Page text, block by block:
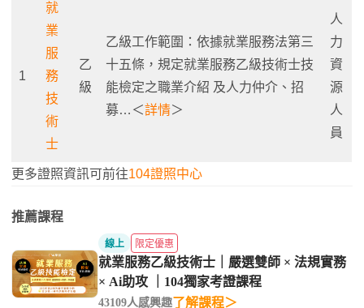
1
就
業
服
務
技
術
士
乙
級
乙級工作範圍：依據就業服務法第三
十五條，規定就業服務乙級技術士技
能檢定之職業介紹 及人力仲介、招
募…＜詳情＞
人
力
資
源
人
員
更多證照資訊可前往104證照中心
推薦課程
線上 限定優惠
就業服務乙級技術士｜嚴選雙師 × 法規實務
× Ai助攻 ｜104獨家考證課程
43109人感興趣了解課程＞